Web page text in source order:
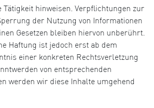
hinweisen. Verpflichtungen zur
der Nutzung von Informationen
Gesetzen bleiben hiervon unberührt.
Haftung ist jedoch erst ab dem
einer konkreten Rechtsverletzung
von entsprechenden
werden wir diese Inhalte umgehend